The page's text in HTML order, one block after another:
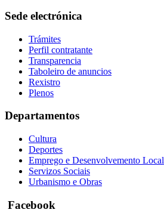
Sede electrónica
Trámites
Perfil contratante
Transparencia
Taboleiro de anuncios
Rexistro
Plenos
Departamentos
Cultura
Deportes
Emprego e Desenvolvemento Local
Servizos Sociais
Urbanismo e Obras
Facebook